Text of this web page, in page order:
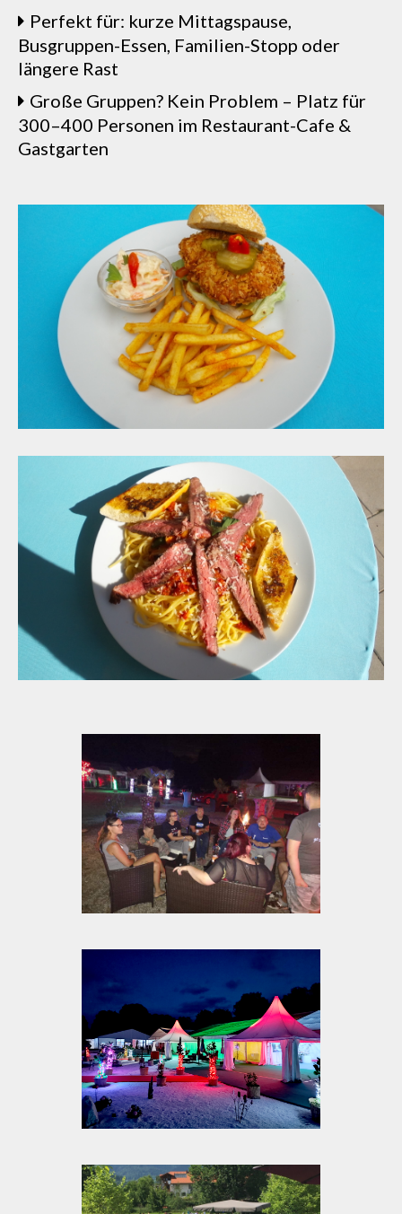
Perfekt für: kurze Mittagspause,
Busgruppen-Essen, Familien-Stopp oder
längere Rast
Große Gruppen? Kein Problem – Platz für
300–400 Personen im Restaurant-Cafe &
Gastgarten